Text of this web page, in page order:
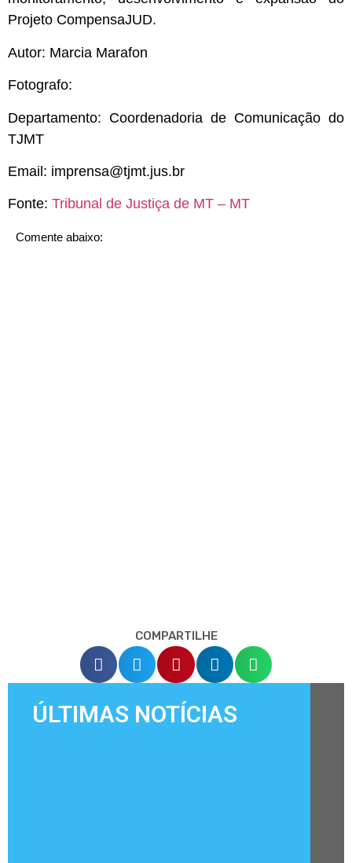
Projeto CompensaJUD.
Autor: Marcia Marafon
Fotografo:
Departamento: Coordenadoria de Comunicação do
TJMT
Email: imprensa@tjmt.jus.br
Fonte: Tribunal de Justiça de MT – MT
Comente abaixo:
COMPARTILHE
ÚLTIMAS NOTÍCIAS